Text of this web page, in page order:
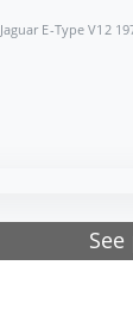
Jaguar E-Type V12